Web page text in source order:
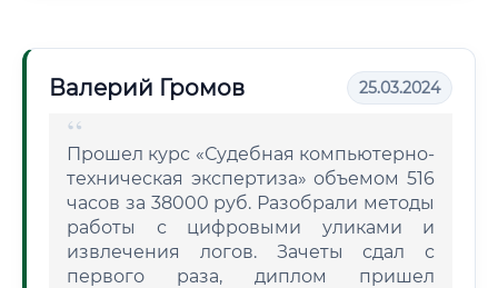
Валерий Громов 25.03.2024
Прошел курс «Судебная компьютерно-
техническая экспертиза» объемом 516
часов за 38000 руб. Разобрали методы
работы с цифровыми уликами и
извлечения логов. Зачеты сдал с
первого раза, диплом пришел